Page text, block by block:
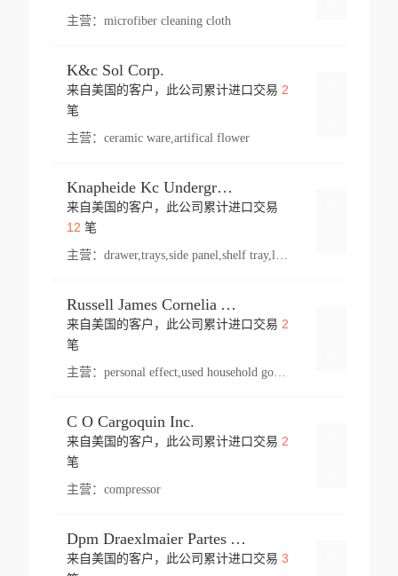
主营： microfiber cleaning cloth
K&c Sol Corp.
来自美国的客户，此公司累计进口交易 2
笔
主营： ceramic ware,artifical flower
Knapheide Kc Underground
来自美国的客户，此公司累计进口交易
12 笔
主营：
Russell James Cornelia Arlington Va
来自美国的客户，此公司累计进口交易 2
笔
主营： personal effect,used household goods
C O Cargoquin Inc.
来自美国的客户，此公司累计进口交易 2
笔
主营： compressor
Dpm Draexlmaier Partes Automotrices Corr Ind Huejotzingo
来自美国的客户，此公司累计进口交易 3